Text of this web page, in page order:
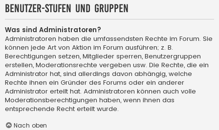
Benutzer-Stufen und Gruppen
Was sind Administratoren?
Administratoren haben die umfassendsten Rechte im Forum. Sie
können jede Art von Aktion im Forum ausführen; z. B.
Berechtigungen setzen, Mitglieder sperren, Benutzergruppen
erstellen, Moderationsrechte vergeben usw. Die Rechte, die ein
Administrator hat, sind allerdings davon abhängig, welche
Rechte ihnen ein Gründer des Forums oder ein anderer
Administrator erteilt hat. Administratoren können auch volle
Moderationsberechtigungen haben, wenn ihnen das
entsprechende Recht erteilt wurde.
Nach oben